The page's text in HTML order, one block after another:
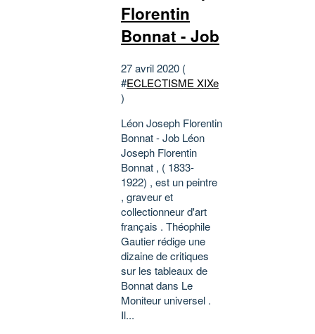
Florentin
Bonnat - Job
27 avril 2020 (
#ECLECTISME XIXe
)
Léon Joseph Florentin
Bonnat - Job Léon
Joseph Florentin
Bonnat , ( 1833-
1922) , est un peintre
, graveur et
collectionneur d'art
français . Théophile
Gautier rédige une
dizaine de critiques
sur les tableaux de
Bonnat dans Le
Moniteur universel .
Il...